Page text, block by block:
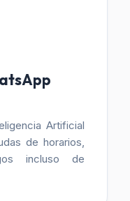
Artificial
de horarios,
incluso de